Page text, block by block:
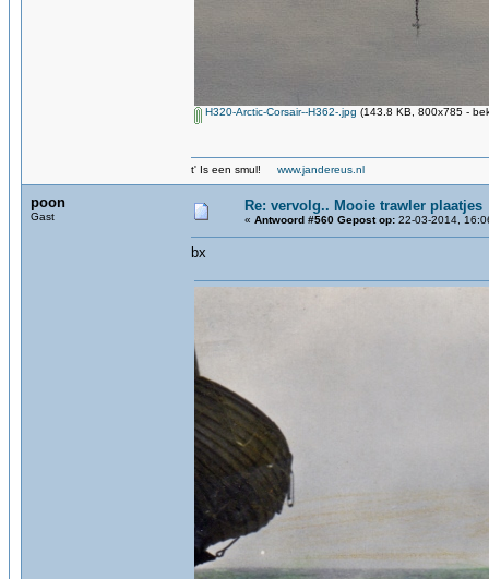
H320-Arctic-Corsair--H362-.jpg (143.8 KB, 800x785 -
t' Is een smul! www.jandereus.nl
poon
Gast
Re: vervolg.. Mooie trawler plaatjes
« Antwoord #560 Gepost op: 22-03-2014,
bx